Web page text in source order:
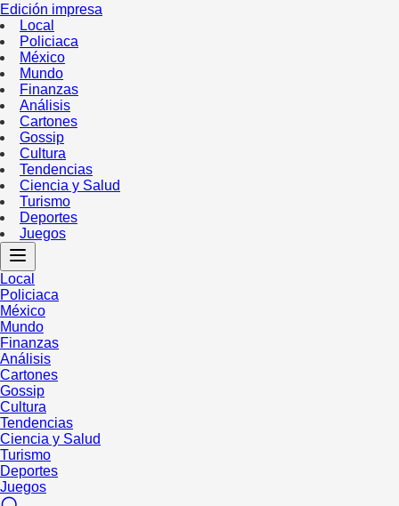
Edición impresa
Local
Policiaca
México
Mundo
Finanzas
Análisis
Cartones
Gossip
Cultura
Tendencias
Ciencia y Salud
Turismo
Deportes
Juegos
Local
Policiaca
México
Mundo
Finanzas
Análisis
Cartones
Gossip
Cultura
Tendencias
Ciencia y Salud
Turismo
Deportes
Juegos